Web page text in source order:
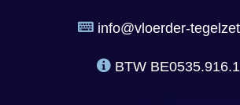
info@vloerder-
BTW